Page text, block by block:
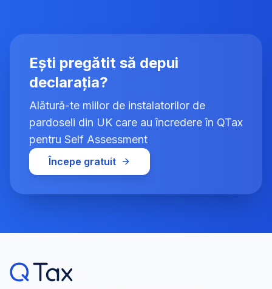
Ești pregătit să depui
declarația?
Alătură-te miilor de instalatorilor de
pardoseli din UK care au încredere în QTax
pentru Self Assessment
Începe gratuit